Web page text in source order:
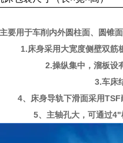
要用于车削内外圆柱面、圆锥
1.床身采用大宽度侧壁双筋
2.操纵集中，溜板设
3.车床
4、床身导轨下滑面采用TSF
5、主轴孔大，可通过4"